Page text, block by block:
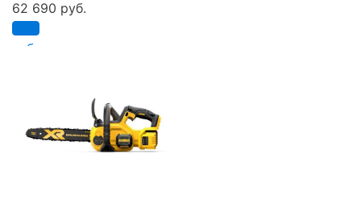
избранное
62 690 руб.